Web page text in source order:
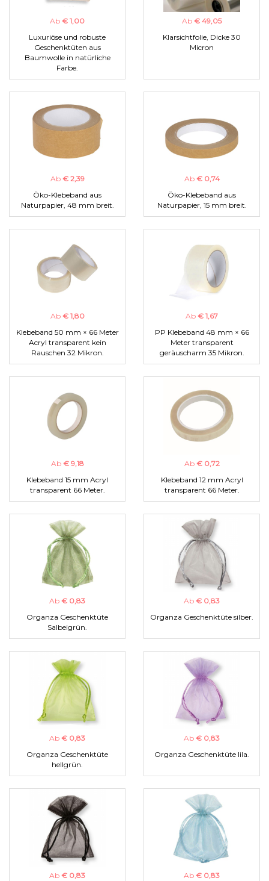
Ab € 1,00
Luxuriöse und robuste
Geschenktüten aus
Baumwolle in natürliche
Farbe.
Ab € 49,05
Klarsichtfolie, Dicke 30
Micron
Ab € 2,39
Öko-Klebeband aus
Naturpapier, 48 mm breit.
Ab € 0,74
Öko-Klebeband aus
Naturpapier, 15 mm breit.
Ab € 1,80
Klebeband 50 mm × 66 Meter
Acryl transparent kein
Rauschen 32 Mikron.
Ab € 1,67
PP Klebeband 48 mm × 66
Meter transparent
geräuscharm 35 Mikron.
Ab € 9,18
Klebeband 15 mm Acryl
transparent 66 Meter.
Ab € 0,72
Klebeband 12 mm Acryl
transparent 66 Meter.
Ab € 0,83
Organza Geschenktüte
Salbeigrün.
Ab € 0,83
Organza Geschenktüte silber.
Ab € 0,83
Organza Geschenktüte
hellgrün.
Ab € 0,83
Organza Geschenktüte lila.
Ab € 0,83
Ab € 0,83